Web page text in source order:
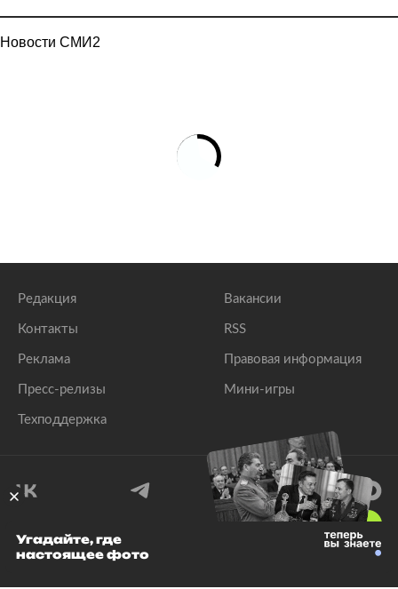
Новости СМИ2
Редакция
Контакты
Реклама
Пресс-релизы
Техподдержка
Вакансии
RSS
Правовая информация
Мини-игры
© 1999–2026 Все права защищены.
Угадайте, где
настоящее фото